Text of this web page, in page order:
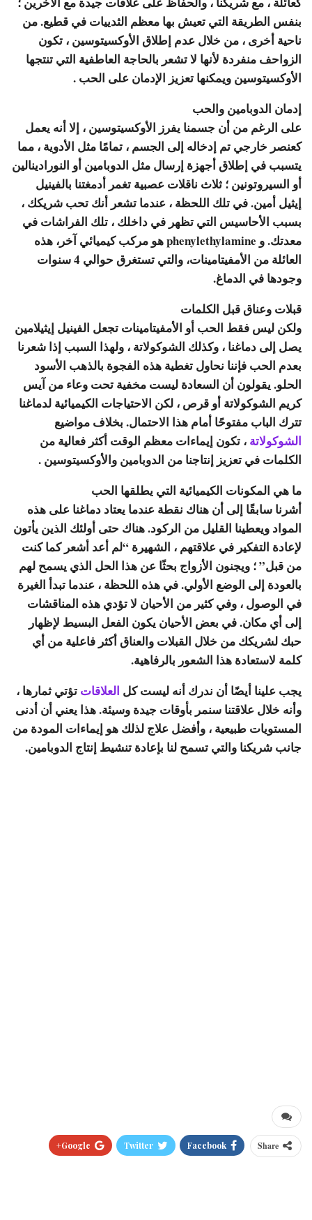
بنفس الطريقة التي تعيش بها معظم الثدييات في قطيع. من
ناحية أخرى ، من خلال عدم إطلاق الأوكسيتوسين ، تكون
الزواحف منفردة لأنها لا تشعر بالحاجة العاطفية التي تنتجها
الأوكسيتوسين ويمكنها تعزيز الإدمان على الحب .
إدمان الدوبامين والحب
على الرغم من أن جسمنا يفرز الأوكسيتوسين ، إلا أنه يعمل
كعنصر خارجي تم إدخاله إلى الجسم ، تمامًا مثل الأدوية ، مما
يتسبب في إطلاق أجهزة إرسال مثل الدوبامين أو النورادينالين
أو السيروتونين ؛ ثلاث ناقلات عصبية تغمر أدمغتنا بالفينيل
إيثيل أمين. في تلك اللحظة ، عندما تشعر أنك تحب شريكك ،
بسبب الأحاسيس التي تظهر في داخلك ، تلك الفراشات في
معدتك. و phenylethylamine هو مركب كيميائي آخر، هذه
العائلة من الأمفيتامينات، والتي تستغرق حوالي 4 سنوات
وجودها في الدماغ.
قبلات وعناق قبل الكلمات
ولكن ليس فقط الحب أو الأمفيتامينات تجعل الفينيل إيثيلامين
يصل إلى دماغنا ، وكذلك الشوكولاتة ، ولهذا السبب إذا شعرنا
بعدم الحب فإننا نحاول تغطية هذه الفجوة بالذهب الأسود
الحلو. يقولون أن السعادة ليست مخفية تحت وعاء من آيس
كريم الشوكولاتة أو قرص ، لكن الاحتياجات الكيميائية لدماغنا
تترك الباب مفتوحًا أمام هذا الاحتمال. بخلاف مواضيع
الشوكولاتة ، تكون إيماءات معظم الوقت أكثر فعالية من
الكلمات في تعزيز إنتاجنا من الدوبامين والأوكسيتوسين .
ما هي المكونات الكيميائية التي يطلقها الحب
أشرنا سابقًا إلى أن هناك نقطة عندما يعتاد دماغنا على هذه
المواد ويعطينا القليل من الركود. هناك حتى أولئك الذين يأتون
لإعادة التفكير في علاقتهم ، الشهيرة “لم أعد أشعر كما كنت
من قبل” ؛ ويجنون الأزواج بحثًا عن هذا الحل الذي يسمح لهم
بالعودة إلى الوضع الأولي. في هذه اللحظة ، عندما تبدأ الغيرة
في الوصول ، وفي كثير من الأحيان لا تؤدي هذه المناقشات
إلى أي مكان. في بعض الأحيان يكون الفعل البسيط لإظهار
حبك لشريكك من خلال القبلات والعناق أكثر فاعلية من أي
كلمة لاستعادة هذا الشعور بالرفاهية.
يجب علينا أيضًا أن ندرك أنه ليست كل العلاقات تؤتي ثمارها ،
وأنه خلال علاقتنا سنمر بأوقات جيدة وسيئة. هذا يعني أن أدنى
المستويات طبيعية ، وأفضل علاج لذلك هو إيماءات المودة من
جانب شريكنا والتي تسمح لنا بإعادة تنشيط إنتاج الدوبامين.
Share
Facebook
Twitter
Google+